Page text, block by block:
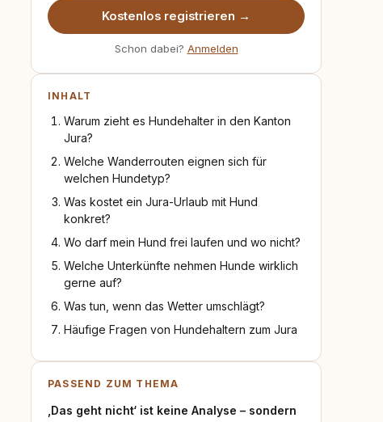
Kostenlos registrieren →
Schon dabei? Anmelden
INHALT
Warum zieht es Hundehalter in den Kanton
Jura?
Welche Wanderrouten eignen sich für
welchen Hundetyp?
Was kostet ein Jura-Urlaub mit Hund
konkret?
Wo darf mein Hund frei laufen und wo nicht?
Welche Unterkünfte nehmen Hunde wirklich
gerne auf?
Was tun, wenn das Wetter umschlägt?
Häufige Fragen von Hundehaltern zum Jura
PASSEND ZUM THEMA
‚Das geht nicht‘ ist keine Analyse – sondern